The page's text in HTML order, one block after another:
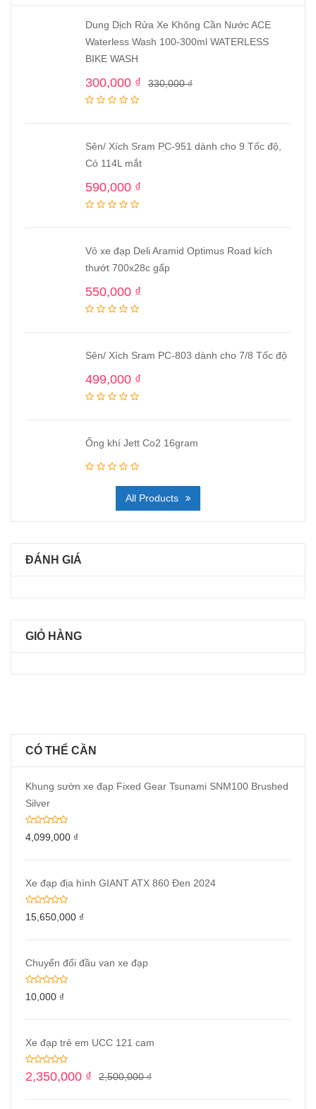
Dung Dịch Rửa Xe Không Cần Nước ACE
Waterless Wash 100-300ml WATERLESS
BIKE WASH
330,000₫
300,000 ₫
Sên/ Xích Sram PC-951 dành cho 9 Tốc độ,
Có 114L mắt
590,000 ₫
Vỏ xe đạp Deli Aramid Optimus Road kích
thướt 700x28c gấp
550,000 ₫
Sên/ Xích Sram PC-803 dành cho 7/8 Tốc độ
499,000 ₫
Ống khí Jett Co2 16gram
All Products
ĐÁNH GIÁ
GIỎ HÀNG
CÓ THỂ CẦN
Khung sườn xe đạp Fixed Gear Tsunami SNM100 Brushed
Silver
4,099,000 ₫
Xe đạp địa hình GIANT ATX 860 Đen 2024
15,650,000 ₫
Chuyển đổi đầu van xe đạp
10,000 ₫
Xe đạp trẻ em UCC 121 cam
2,500,000₫
2,350,000 ₫